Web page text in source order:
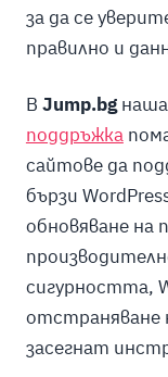
за да се
правилно и
В Jump.bg
поддръжка
сайтове да
бързи
обновяване на
сигурността,
отстраняване
засегнат